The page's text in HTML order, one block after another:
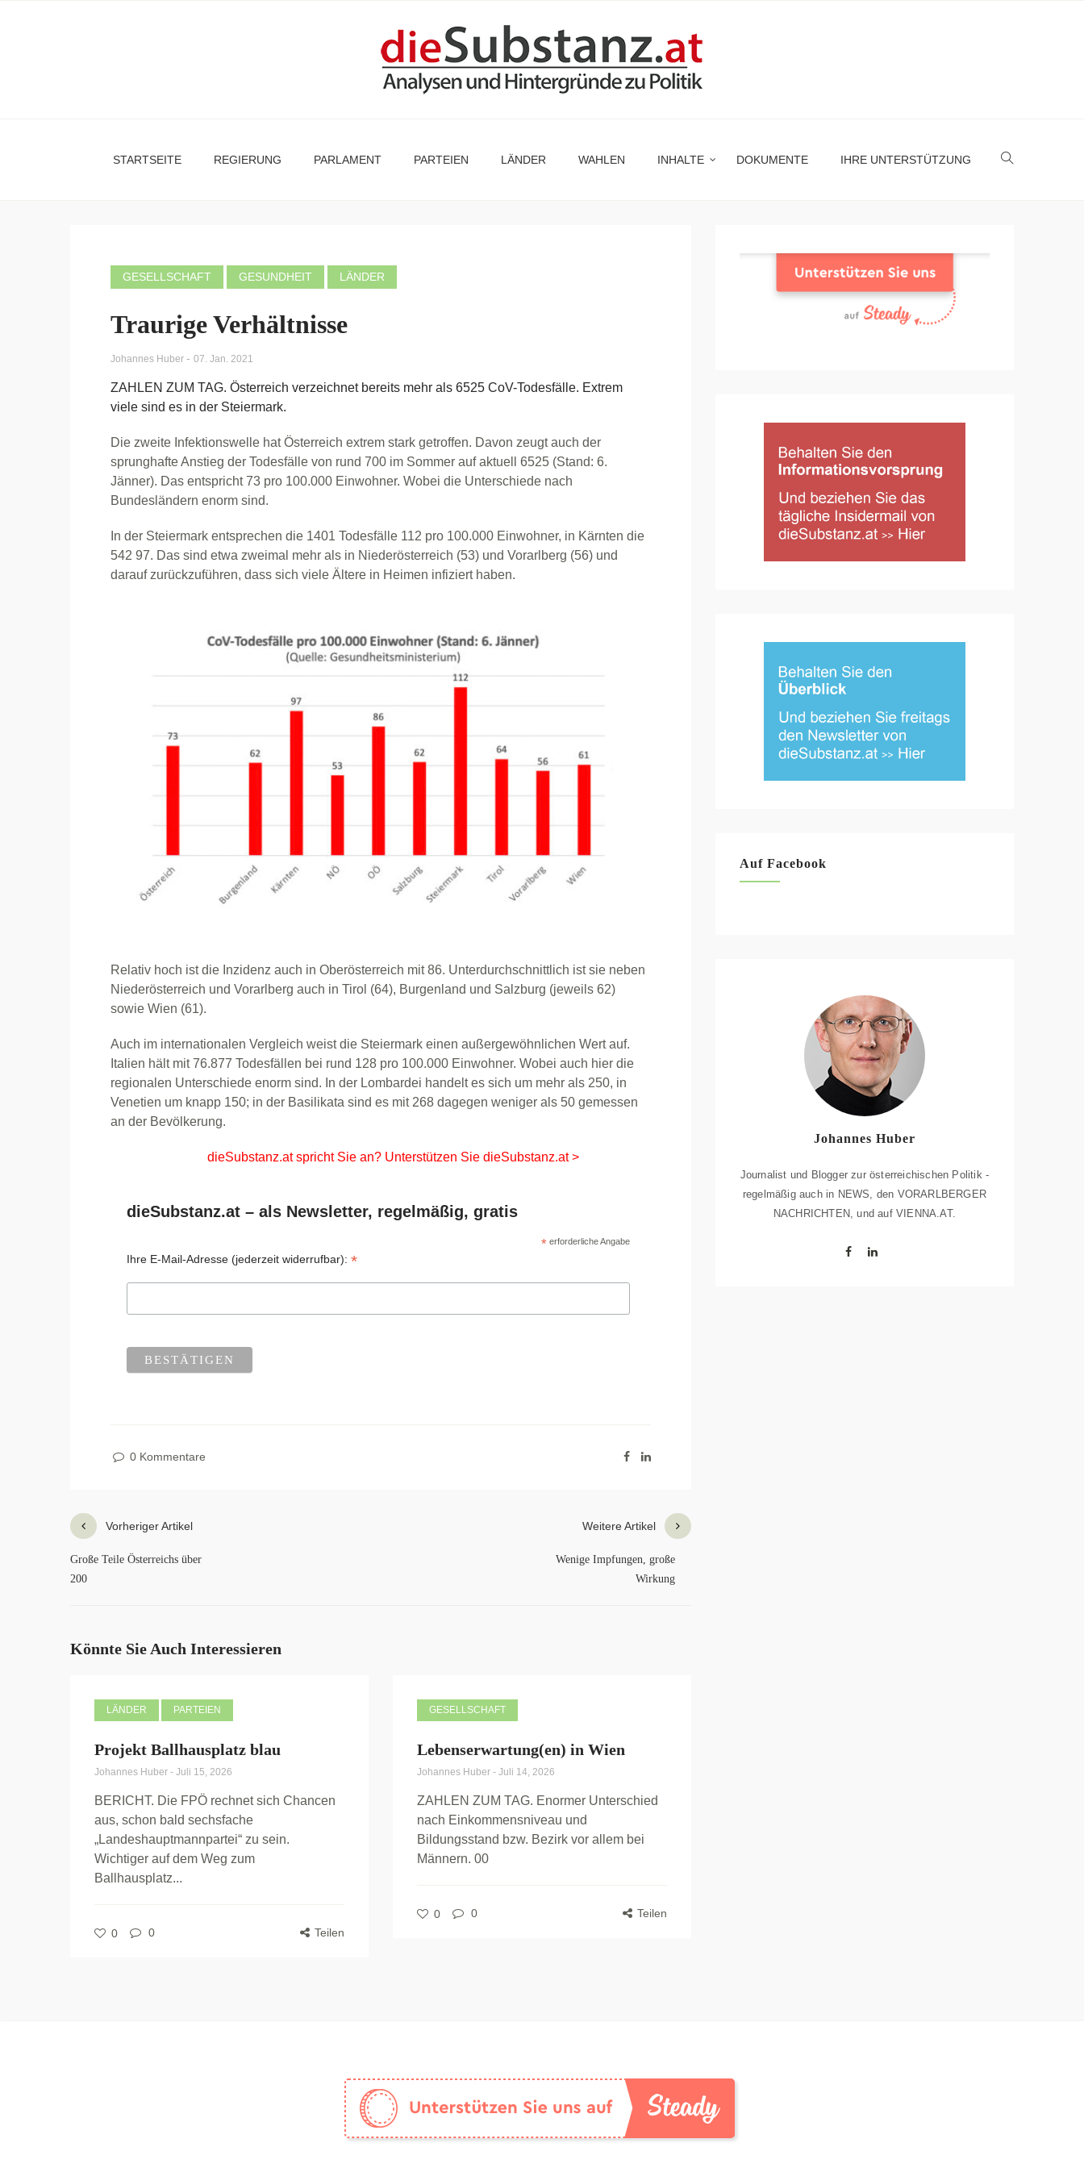
STARTSEITE REGIERUNG PARLAMENT PARTEIEN LÄNDER WAHLEN INHALTE DOKUMENTE IHRE UNTERSTÜTZUNG
GESELLSCHAFT GESUNDHEIT LÄNDER
Traurige Verhältnisse
Johannes Huber - 07. Jan. 2021
ZAHLEN ZUM TAG. Österreich verzeichnet bereits mehr als 6525 CoV-Todesfälle. Extrem
viele sind es in der Steiermark.
Die zweite Infektionswelle hat Österreich extrem stark getroffen. Davon zeugt auch der
sprunghafte Anstieg der Todesfälle von rund 700 im Sommer auf aktuell 6525 (Stand: 6.
Jänner). Das entspricht 73 pro 100.000 Einwohner. Wobei die Unterschiede nach
Bundesländern enorm sind.
In der Steiermark entsprechen die 1401 Todesfälle 112 pro 100.000 Einwohner, in Kärnten die
542 97. Das sind etwa zweimal mehr als in Niederösterreich (53) und Vorarlberg (56) und
darauf zurückzuführen, dass sich viele Ältere in Heimen infiziert haben.
Relativ hoch ist die Inzidenz auch in Oberösterreich mit 86. Unterdurchschnittlich ist sie neben
Niederösterreich und Vorarlberg auch in Tirol (64), Burgenland und Salzburg (jeweils 62)
sowie Wien (61).
Auch im internationalen Vergleich weist die Steiermark einen außergewöhnlichen Wert auf.
Italien hält mit 76.877 Todesfällen bei rund 128 pro 100.000 Einwohner. Wobei auch hier die
regionalen Unterschiede enorm sind. In der Lombardei handelt es sich um mehr als 250, in
Venetien um knapp 150; in der Basilikata sind es mit 268 dagegen weniger als 50 gemessen
an der Bevölkerung.
dieSubstanz.at spricht Sie an? Unterstützen Sie dieSubstanz.at >
dieSubstanz.at – als Newsletter, regelmäßig, gratis
* erforderliche Angabe
Ihre E-Mail-Adresse (jederzeit widerrufbar):*
0 Kommentare
Vorheriger Artikel
Große Teile Österreichs über
200
Weitere Artikel
Wenige Impfungen, große
Wirkung
Könnte Sie Auch Interessieren
LÄNDER PARTEIEN
Projekt Ballhausplatz blau
Johannes Huber - Juli 15, 2026
BERICHT. Die FPÖ rechnet sich Chancen
aus, schon bald sechsfache
„Landeshauptmannpartei“ zu sein.
Wichtiger auf dem Weg zum
Ballhausplatz...
0 0 Teilen
GESELLSCHAFT
Lebenserwartung(en) in Wien
Johannes Huber - Juli 14, 2026
ZAHLEN ZUM TAG. Enormer Unterschied
nach Einkommensniveau und
Bildungsstand bzw. Bezirk vor allem bei
Männern. 00
0 0 Teilen
Auf Facebook
Johannes Huber
Journalist und Blogger zur österreichischen Politik -
regelmäßig auch in NEWS, den VORARLBERGER
NACHRICHTEN, und auf VIENNA.AT.